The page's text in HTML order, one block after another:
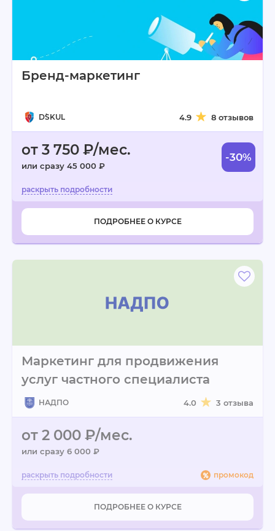
Бренд-маркетинг
D`SKUL 4.9 8 отзывов
от 3 750 ₽/мес.
или сразу 45 000 ₽
-30%
ПОДРОБНЕЕ О КУРСЕ
Маркетинг для продвижения
услуг частного специалиста
НАДПО 4.0 3 отзыва
от 2 000 ₽/мес.
или сразу 6 000 ₽
промокод
ПОДРОБНЕЕ О КУРСЕ